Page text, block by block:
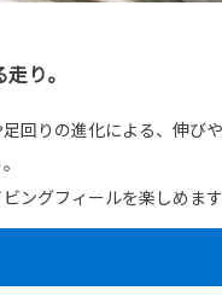
り。
回りの進化による、伸び
ングフィールを楽しめます